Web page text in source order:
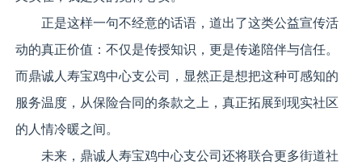
正是这样一句不经意的话语，道出了这类公益宣传活
动的真正价值：不仅是传授知识，更是传递陪伴与信任。
而鼎诚人寿宝鸡中心支公司，显然正是想把这种可感知的
服务温度，从保险合同的条款之上，真正拓展到现实社区
的人情冷暖之间。
未来，鼎诚人寿宝鸡中心支公司还将联合更多街道社